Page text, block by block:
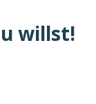
willst!